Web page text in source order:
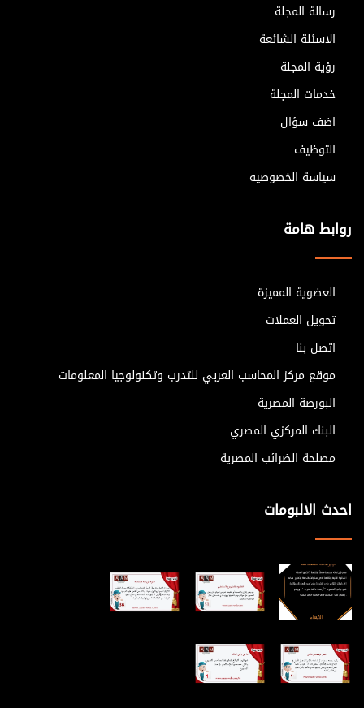
رسالة المجلة
الاسئلة الشائعة
رؤية المجلة
خدمات المجلة
اضف سؤال
التوظيف
سياسة الخصوصيه
روابط هامة
العضوية المميزة
تحويل العملات
اتصل بنا
موقع مركز المحاسب العربي للتدرب وتكنولوجيا المعلومات
البورصة المصرية
البنك المركزي المصري
مصلحة الضرائب المصرية
احدث الالبومات